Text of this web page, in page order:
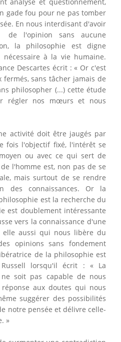
gade fou pour ne pas tomber
En nous interdisant d'avoir
l'opinion sans aucune
la philosophie est digne
à la vie humaine.
Descartes écrit : « Or c'est
sans tâcher jamais de
philosopher (...) cette étude
régler nos mœurs et nous
activité doit être jaugés par
fois l'objectif fixé, l'intérêt se
ou avec ce qui sert de
l'homme est, non pas de se
mais surtout de se rendre
des connaissances. Or la
est la recherche du
est doublement intéressante
vers la connaissance d'une
aussi qui nous libère du
opinions sans fondement
de la philosophie est
lorsqu'il écrit : « La
soit pas capable de nous
aux doutes qui nous
suggérer des possibilités
notre pensée et délivre celle-
»